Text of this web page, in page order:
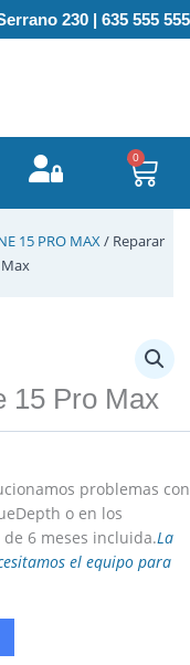
230 | 635 555 555
0
15 PRO MAX/ Reparar
15 Pro Max
problemas con
o en los
6 meses incluida.La
el equipo para